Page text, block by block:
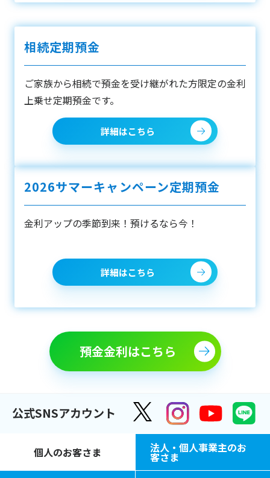
相続定期預金
ご家族から相続で預金を受け継がれた方限定の金利
上乗せ定期預金です。
詳細はこちら
2026サマーキャンペーン定期預金
金利アップの季節到来！預けるなら今！
詳細はこちら
預金金利はこちら
公式SNSアカウント
個人のお客さま 法人・個人事業主のお
客さま